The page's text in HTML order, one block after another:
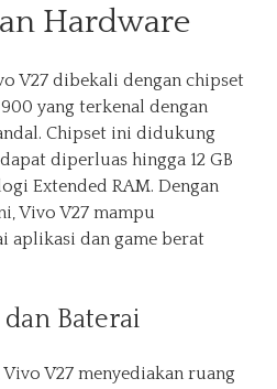
Hardware
V27 dibekali dengan chipset
yang terkenal dengan
Chipset ini didukung
diperluas hingga 12 GB
Extended RAM. Dengan
Vivo V27 mampu
aplikasi dan game berat
Baterai
V27 menyediakan ruang